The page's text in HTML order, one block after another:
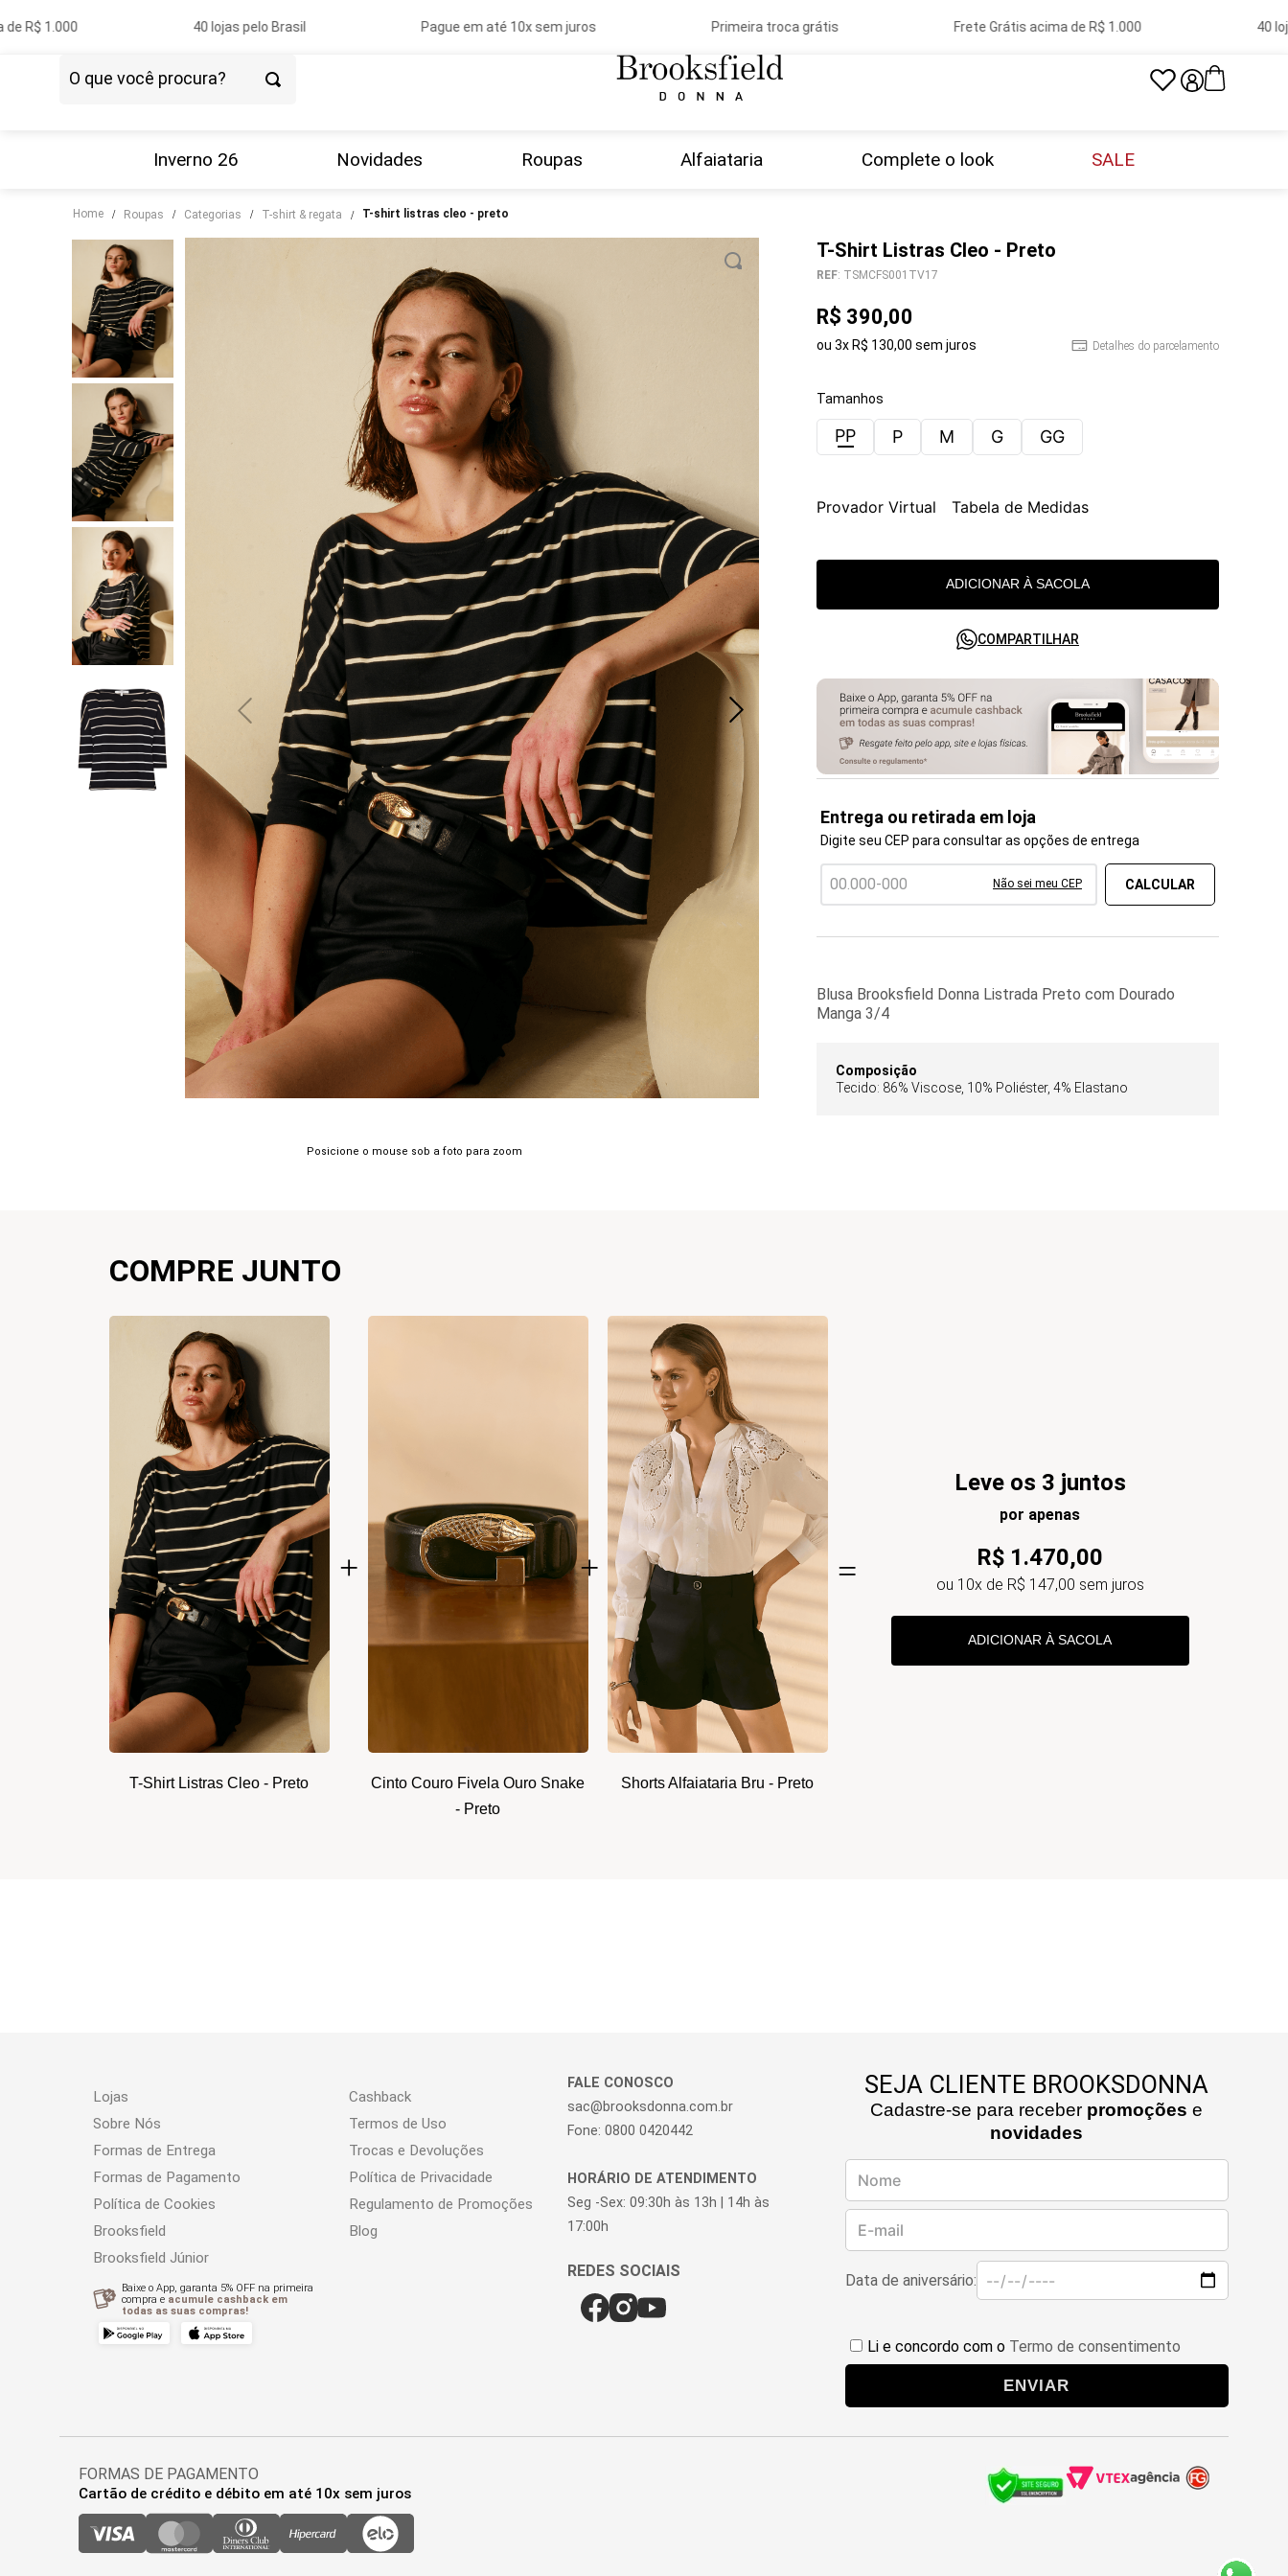
1.000 40 lojas pelo Brasil Pague em até 10x sem juros Primeira troca grátis Frete Grátis acima de R$ 1.000 40 lojas
Inverno 26 Novidades Roupas Alfaiataria Complete o look SALE
Home roupas categorias t-shirt & regata t-shirt listras cleo - preto
Posicione o mouse sob a foto para zoom
T-Shirt Listras Cleo - Preto
REF: TSMCFS001TV17
R$ 390,00
ou 3x R$ 130,00 sem juros Detalhes do parcelamento
Tamanhos
PP P M G GG
Provador Virtual Tabela de Medidas
ADICIONAR À SACOLA
COMPARTILHAR
Entrega ou retirada em loja
Digite seu CEP para consultar as opções de entrega
Não sei meu CEP
Blusa Brooksfield Donna Listrada Preto com Dourado
Manga 3/4
Composição
Tecido: 86% Viscose, 10% Poliéster, 4% Elastano
COMPRE JUNTO
T-Shirt Listras Cleo - Preto
Cinto Couro Fivela Ouro Snake
- Preto
Shorts Alfaiataria Bru - Preto
Leve os 3 juntos
por apenas
R$ 1.470,00
ou 10x de R$ 147,00 sem juros
ADICIONAR À SACOLA
Lojas
Cashback
Sobre Nós
Termos de Uso
Formas de Entrega
Trocas e Devoluções
Formas de Pagamento
Política de Privacidade
Política de Cookies
Regulamento de Promoções
Brooksfield
Blog
Brooksfield Júnior
Baixe o App, garanta 5% OFF na primeira
compra e acumule cashback em
todas as suas compras!
FALE CONOSCO
sac@brooksdonna.com.br
Fone: 0800 0420442
HORÁRIO DE ATENDIMENTO
Seg -Sex: 09:30h às 13h | 14h às
17:00h
SEJA CLIENTE BROOKSDONNA
Cadastre-se para receber promoções e
novidades
Data de aniversário:
Li e concordo com o Termo de consentimento
ENVIAR
FORMAS DE PAGAMENTO
Cartão de crédito e débito em até 10x sem juros
3º
calça
blusa
tricot
6º
camisa
7º
couro
8º
saia
calça jeans
10º jeans